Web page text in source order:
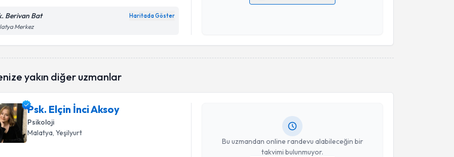
Berivan Bat Haritada Göster
Merkez
Kişisel verilerimin işlenmesine ilişkinAydınlatma Metni
Takvim Talebini Gönder
yakın diğer uzmanlar
Psk. Elçin İnci Aksoy
Psikoloji
Malatya, Yeşilyurt
Bu uzmandan online randevu alabileceğin bir
takvimi bulunmuyor.